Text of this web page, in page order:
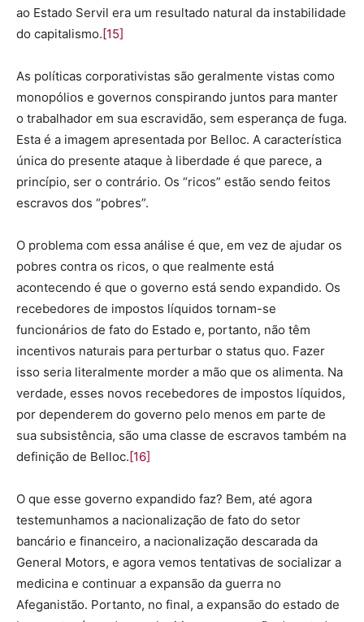
ao Estado Servil era um resultado natural da instabilidade
do capitalismo. [15]
As políticas corporativistas são geralmente vistas como
monopólios e governos conspirando juntos para manter
o trabalhador em sua escravidão, sem esperança de fuga.
Esta é a imagem apresentada por Belloc. A característica
única do presente ataque à liberdade é que parece, a
princípio, ser o contrário. Os “ricos” estão sendo feitos
escravos dos “pobres”.
O problema com essa análise é que, em vez de ajudar os
pobres contra os ricos, o que realmente está
acontecendo é que o governo está sendo expandido. Os
recebedores de impostos líquidos tornam-se
funcionários de fato do Estado e, portanto, não têm
incentivos naturais para perturbar o status quo. Fazer
isso seria literalmente morder a mão que os alimenta. Na
verdade, esses novos recebedores de impostos líquidos,
por dependerem do governo pelo menos em parte de
sua subsistência, são uma classe de escravos também na
definição de Belloc. [16]
O que esse governo expandido faz? Bem, até agora
testemunhamos a nacionalização de fato do setor
bancário e financeiro, a nacionalização descarada da
General Motors, e agora vemos tentativas de socializar a
medicina e continuar a expansão da guerra no
Afeganistão. Portanto, no final, a expansão do estado de